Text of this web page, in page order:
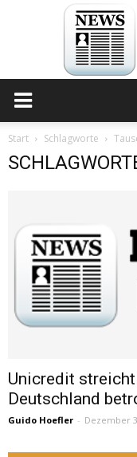
Start Schlagworte
Unicredit
Deutschland
Guido Hoefler - Dezember